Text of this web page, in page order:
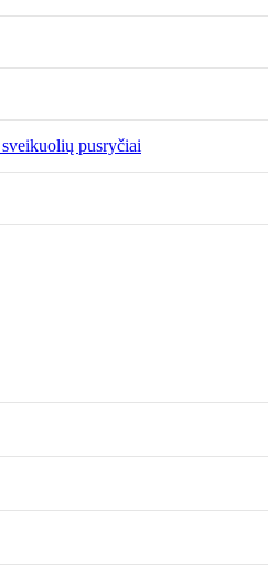
pusryčiai